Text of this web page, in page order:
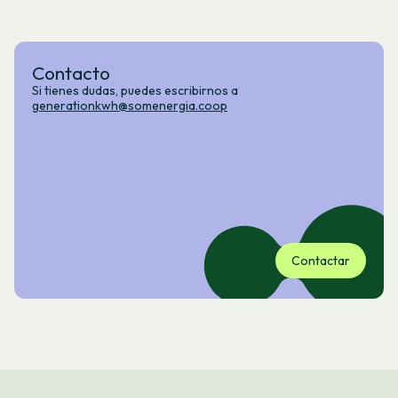
Contacto
Si tienes dudas, puedes escribirnos a
generationkwh@somenergia.coop
Contactar